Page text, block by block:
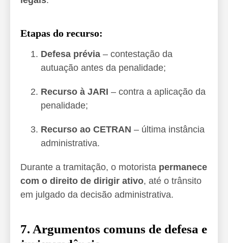
Etapas do recurso:
Defesa prévia – contestação da
autuação antes da penalidade;
Recurso à JARI – contra a aplicação da
penalidade;
Recurso ao CETRAN – última instância
administrativa.
Durante a tramitação, o motorista permanece
com o direito de dirigir ativo, até o trânsito
em julgado da decisão administrativa.
7. Argumentos comuns de defesa e